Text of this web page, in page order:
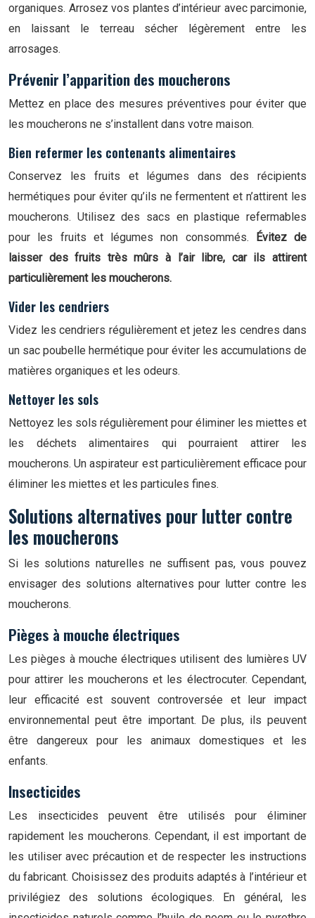
organiques. Arrosez vos plantes d’intérieur avec parcimonie,
en laissant le terreau sécher légèrement entre les
arrosages.
Prévenir l’apparition des moucherons
Mettez en place des mesures préventives pour éviter que
les moucherons ne s’installent dans votre maison.
Bien refermer les contenants alimentaires
Conservez les fruits et légumes dans des récipients
hermétiques pour éviter qu’ils ne fermentent et n’attirent les
moucherons. Utilisez des sacs en plastique refermables
pour les fruits et légumes non consommés.
Évitez de
laisser des fruits très mûrs à l’air libre, car ils attirent
particulièrement les moucherons.
Vider les cendriers
Videz les cendriers régulièrement et jetez les cendres dans
un sac poubelle hermétique pour éviter les accumulations de
matières organiques et les odeurs.
Nettoyer les sols
Nettoyez les sols régulièrement pour éliminer les miettes et
les déchets alimentaires qui pourraient attirer les
moucherons. Un aspirateur est particulièrement efficace pour
éliminer les miettes et les particules fines.
Solutions alternatives pour lutter contre
les moucherons
Si les solutions naturelles ne suffisent pas, vous pouvez
envisager des solutions alternatives pour lutter contre les
moucherons.
Pièges à mouche électriques
Les pièges à mouche électriques utilisent des lumières UV
pour attirer les moucherons et les électrocuter. Cependant,
leur efficacité est souvent controversée et leur impact
environnemental peut être important. De plus, ils peuvent
être dangereux pour les animaux domestiques et les
enfants.
Insecticides
Les insecticides peuvent être utilisés pour éliminer
rapidement les moucherons. Cependant, il est important de
les utiliser avec précaution et de respecter les instructions
du fabricant. Choisissez des produits adaptés à l’intérieur et
privilégiez des solutions écologiques. En général, les